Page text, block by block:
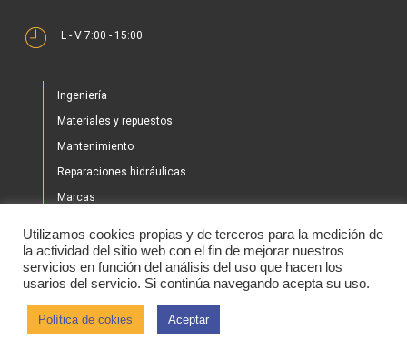
L - V 7:00 - 15:00
Ingeniería
Materiales y repuestos
Mantenimiento
Reparaciones hidráulicas
Marcas
Tienda
Noticias
Utilizamos cookies propias y de terceros para la medición de
la actividad del sitio web con el fin de mejorar nuestros
servicios en función del análisis del uso que hacen los
usarios del servicio. Si continúa navegando acepta su uso.
Política de cokies Aceptar